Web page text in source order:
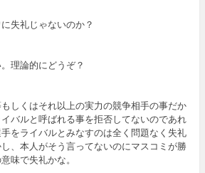
失礼じゃないのか？
理論的にどうぞ？
しくはそれ以上の実力の競争相手の事だか
バルと呼ばれる事を拒否してないのであれ
をライバルとみなすのは全く問題なく失礼
、本人がそう言ってないのにマスコミが勝
味で失礼かな。